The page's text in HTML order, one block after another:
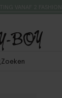
Zoeken